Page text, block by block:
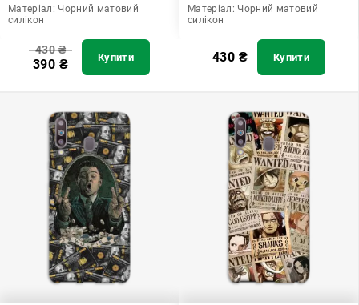
Матеріал: Чорний матовий
силікон
430₴
390 ₴ Купити
Матеріал: Чорний матовий
силікон
430 ₴ Купити